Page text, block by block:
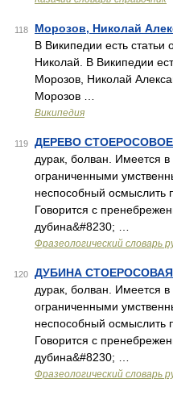
118 Морозов, Николай
В Википедии есть
Николай. В Википедии
Морозов, Николай
Морозов …
Википедия
119 ДЕРЕВО СТОЕРОСОВОЕ
дурак, болван. Имеется
ограниченными
неспособный осмыслить
Говорится с
дубина&#8230; …
Фразеологический словарь
120 ДУБИНА СТОЕРОСОВАЯ
дурак, болван. Имеется
ограниченными
неспособный осмыслить
Говорится с
дубина&#8230; …
Фразеологический словарь